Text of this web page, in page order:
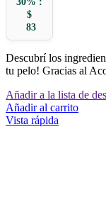
$
83
Descubrí los
tu pelo! Gracias al
Añadir a la lista de
Añadir al carrito
Vista rápida